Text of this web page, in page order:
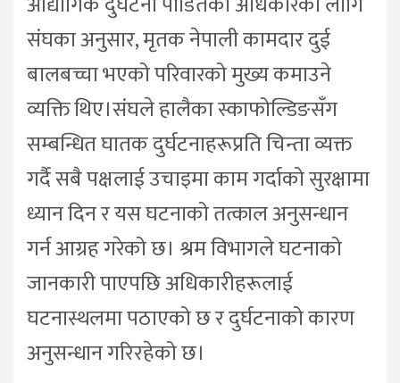
संघका अनुसार, मृतक नेपाली कामदार दुई
बालबच्चा भएको परिवारको मुख्य कमाउने
व्यक्ति थिए।संघले हालैका स्काफोल्डिङसँग
सम्बन्धित घातक दुर्घटनाहरूप्रति चिन्ता व्यक्त
गर्दै सबै पक्षलाई उचाइमा काम गर्दाको सुरक्षामा
ध्यान दिन र यस घटनाको तत्काल अनुसन्धान
गर्न आग्रह गरेको छ। श्रम विभागले घटनाको
जानकारी पाएपछि अधिकारीहरूलाई
घटनास्थलमा पठाएको छ र दुर्घटनाको कारण
अनुसन्धान गरिरहेको छ।